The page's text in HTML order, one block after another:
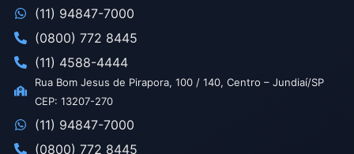
(11) 94847-7000
(0800) 772 8445
(11) 4588-4444
Rua Bom Jesus de Pirapora, 100 / 140, Centro – Jundiaí/SP
CEP: 13207-270
(11) 94847-7000
(0800) 772 8445